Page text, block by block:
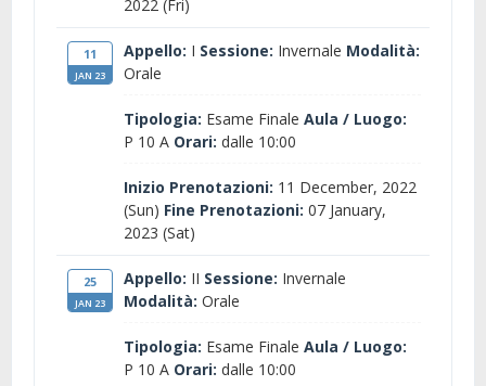
2022 (Fri)
11
JAN 23
Appello: I Sessione: Invernale Modalità:
Orale
Tipologia: Esame Finale Aula / Luogo:
P 10 A Orari: dalle 10:00
Inizio Prenotazioni: 11 December, 2022
(Sun) Fine Prenotazioni: 07 January,
2023 (Sat)
25
JAN 23
Appello: II Sessione: Invernale
Modalità: Orale
Tipologia: Esame Finale Aula / Luogo:
P 10 A Orari: dalle 10:00